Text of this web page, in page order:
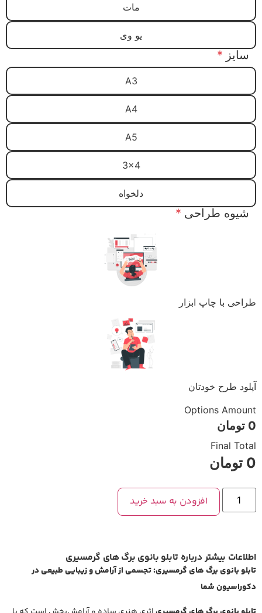
مات
یو وی
* سایز
A3
A4
A5
3x4
دلخواه
* شیوه طراحی
طراحی با چاپ ابزار
آپلود طرح خودتان
Options Amount
0 تومان
Final Total
0 تومان
افزودن به سبد خرید
اطلاعات بیشتر درباره تابلو بانوی برگ های گرمسیری
تابلو بانوی برگ های گرمسیری: تجسمی از آرامش و زیبایی طبیعی در
دکوراسیون شما